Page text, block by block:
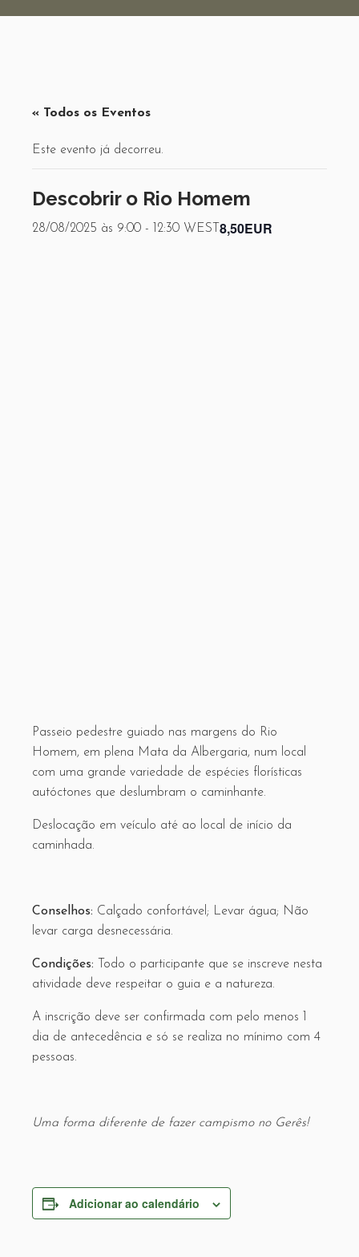
« Todos os Eventos
Este evento já decorreu.
Descobrir o Rio Homem
28/08/2025 às 9:00 - 12:30 WEST 8,50EUR
Passeio pedestre guiado nas margens do Rio
Homem, em plena Mata da Albergaria, num local
com uma grande variedade de espécies florísticas
autóctones que deslumbram o caminhante.
Deslocação em veículo até ao local de início da
caminhada.
Conselhos: Calçado confortável; Levar água; Não
levar carga desnecessária.
Condições: Todo o participante que se inscreve nesta
atividade deve respeitar o guia e a natureza.
A inscrição deve ser confirmada com pelo menos 1
dia de antecedência e só se realiza no mínimo com 4
pessoas.
Uma forma diferente de fazer campismo no Gerês!
Adicionar ao calendário